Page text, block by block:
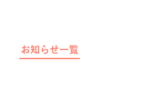
お知らせ一覧